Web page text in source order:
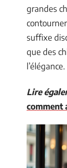
grandes
suffixe
que des
l’élégance.
Lire
comment